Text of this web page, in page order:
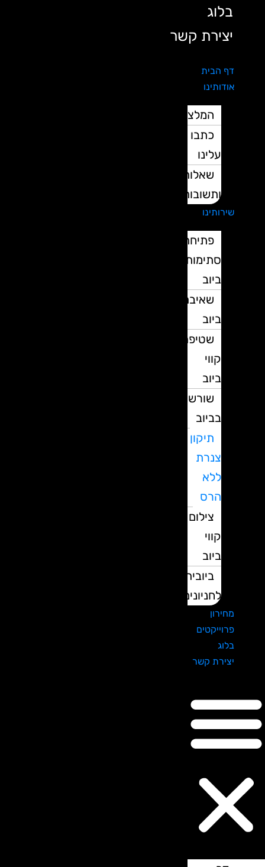
בלוג
יצירת קשר
דף הבית
אודותינו
המלצות
כתבו
עלינו
שאלות
ותשובות
שירותינו
פתיחת
סתימות
ביוב
שאיבת
ביוב
שטיפת
קווי
ביוב
שורשים
בביוב
תיקון
צנרת
ללא
הרס
צילום
קווי
ביוב
ביובית
לחניונים
מחירון
פרוייקטים
בלוג
יצירת קשר